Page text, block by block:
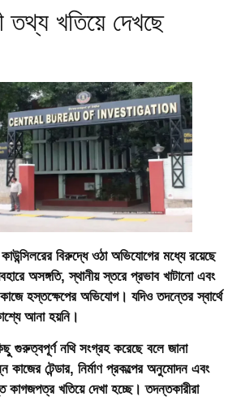
তথ্য খতিয়ে দেখছে
বিরুদ্ধে ওঠা অভিযোগের মধ্যে রয়েছে
অসঙ্গতি, স্থানীয় স্তরে প্রভাব খাটানো এবং
হস্তক্ষেপের অভিযোগ। যদিও তদন্তের স্বার্থে
আনা হয়নি।
গুরুত্বপূর্ণ নথি সংগ্রহ করেছে বলে জানা
কাজের টেন্ডার, নির্মাণ প্রকল্পের অনুমোদন এবং
কাগজপত্র খতিয়ে দেখা হচ্ছে। তদন্তকারীরা